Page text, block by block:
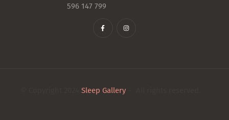
596 147 799
Sleep Gallery